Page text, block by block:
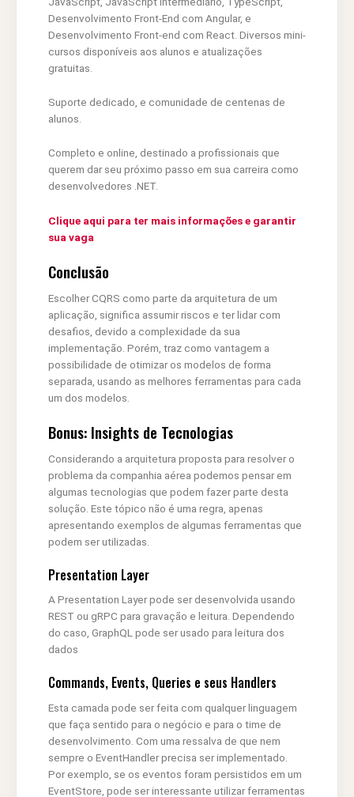
Desenvolvimento Front-End com Angular, e
Desenvolvimento Front-end com React. Diversos mini-
cursos disponíveis aos alunos e atualizações
gratuitas.
Suporte dedicado, e comunidade de centenas de
alunos.
Completo e online, destinado a profissionais que
querem dar seu próximo passo em sua carreira como
desenvolvedores .NET.
Clique aqui para ter mais informações e garantir
sua vaga
Conclusão
Escolher CQRS como parte da arquitetura de um
aplicação, significa assumir riscos e ter lidar com
desafios, devido a complexidade da sua
implementação. Porém, traz como vantagem a
possibilidade de otimizar os modelos de forma
separada, usando as melhores ferramentas para cada
um dos modelos.
Bonus: Insights de Tecnologias
Considerando a arquitetura proposta para resolver o
problema da companhia aérea podemos pensar em
algumas tecnologias que podem fazer parte desta
solução. Este tópico não é uma regra, apenas
apresentando exemplos de algumas ferramentas que
podem ser utilizadas.
Presentation Layer
A Presentation Layer pode ser desenvolvida usando
REST ou gRPC para gravação e leitura. Dependendo
do caso, GraphQL pode ser usado para leitura dos
dados
Commands, Events, Queries e seus Handlers
Esta camada pode ser feita com qualquer linguagem
que faça sentido para o negócio e para o time de
desenvolvimento. Com uma ressalva de que nem
sempre o EventHandler precisa ser implementado.
Por exemplo, se os eventos foram persistidos em um
EventStore, pode ser interessante utilizar ferramentas